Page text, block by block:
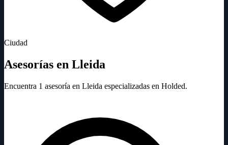
Ciudad
Asesorías en Lleida
Encuentra 1 asesoría en Lleida especializadas en Holded.